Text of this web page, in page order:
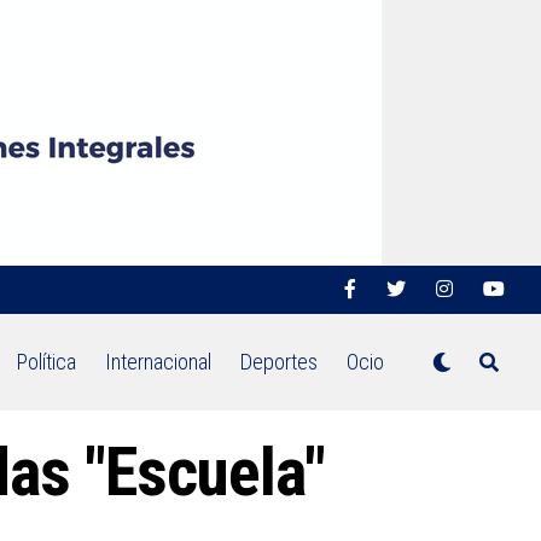
Política Internacional Deportes Ocio
"Escuela"